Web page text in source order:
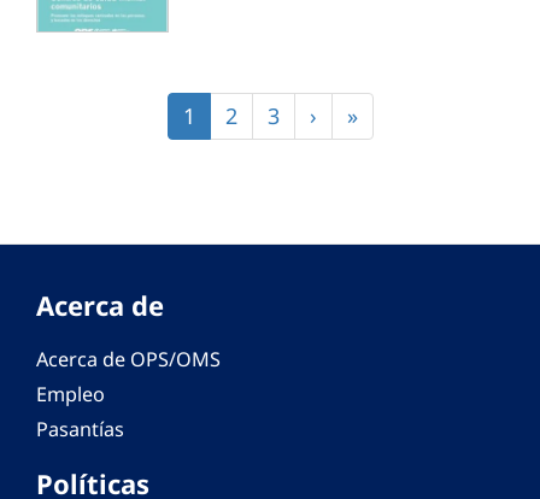
Página
actual
1 Página
2 Página
3
Siguiente
página
›
Última
página
»
Acerca de
Acerca de OPS/OMS
Empleo
Pasantías
Políticas